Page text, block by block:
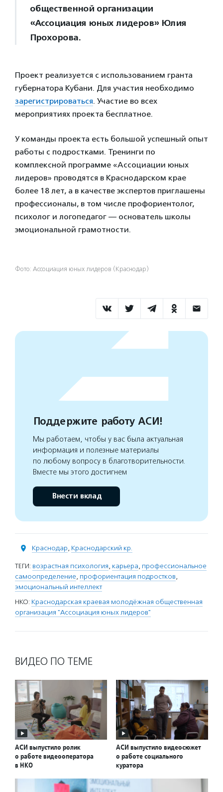
общественной организации
«Ассоциация юных лидеров» Юлия
Прохорова.
Проект реализуется с использованием гранта
губернатора Кубани. Для участия необходимо
зарегистрироваться. Участие во всех
мероприятиях проекта бесплатное.
У команды проекта есть большой успешный опыт
работы с подростками. Тренинги по
комплексной программе «Ассоциации юных
лидеров» проводятся в Краснодарском крае
более 18 лет, а в качестве экспертов приглашены
профессионалы, в том числе профориентолог,
психолог и логопедагог — основатель школы
эмоциональной грамотности.
Фото: Ассоциация юных лидеров (Краснодар)
Поддержите работу АСИ!
Мы работаем, чтобы у вас была актуальная
информация и полезные материалы
по любому вопросу в благотворительности.
Вместе мы этого достигнем
Внести вклад
Краснодар, Краснодарский кр.
ТЕГИ: возрастная психология, карьера, профессиональное
самоопределение, профориентация подростков,
эмоциональный интеллект
НКО: Краснодарская краевая молодёжная общественная
организация "Ассоциация юных лидеров"
ВИДЕО ПО ТЕМЕ
АСИ выпустило ролик
о работе видеооператора
в НКО
АСИ выпустило видеосюжет
о работе социального
куратора